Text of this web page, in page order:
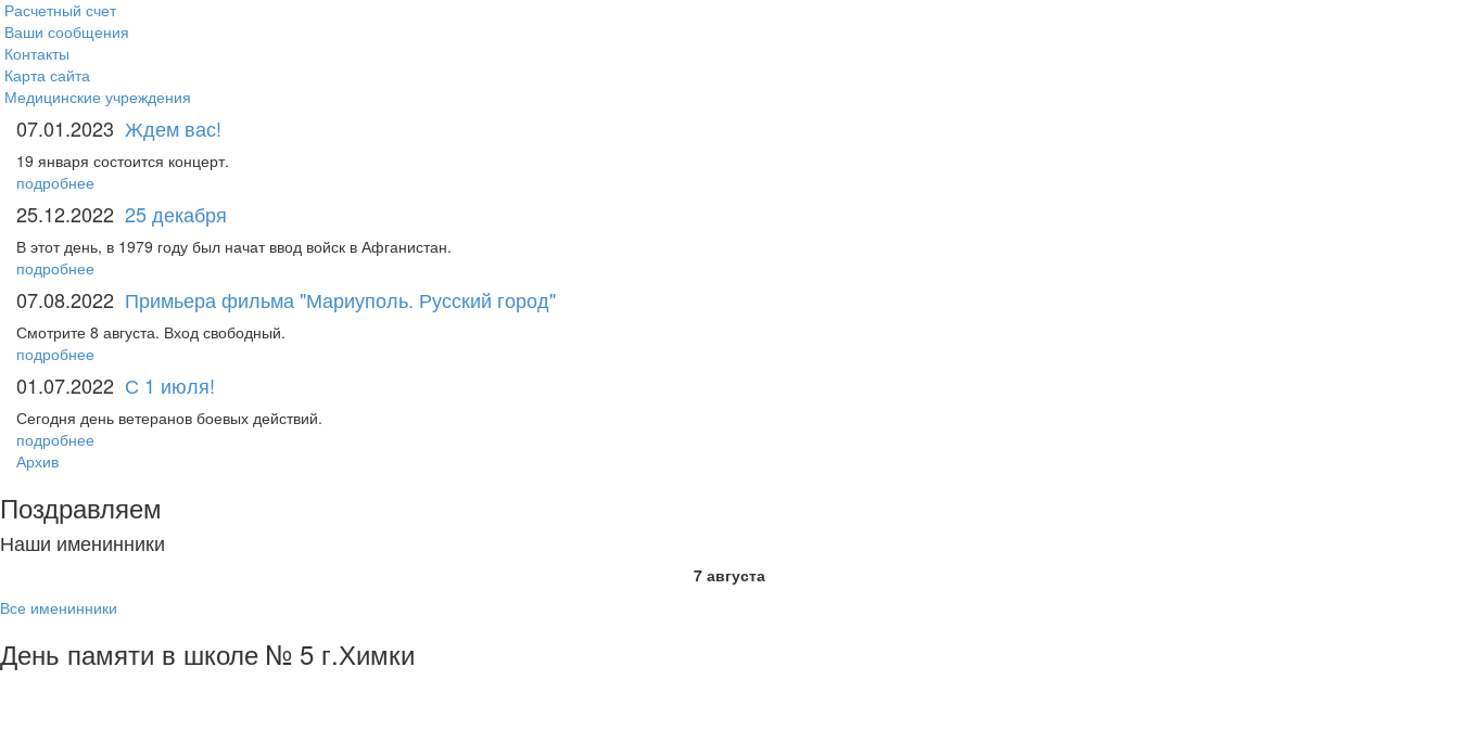
Расчетный счет
Ваши сообщения
Контакты
Карта сайта
Медицинские учреждения
07.01.2023 Ждем вас!
19 января состоится концерт.
подробнее
25.12.2022 25 декабря
В этот день, в 1979 году был начат ввод войск в Афганистан.
подробнее
07.08.2022 Примьера фильма "Мариуполь. Русский город"
Смотрите 8 августа. Вход свободный.
подробнее
01.07.2022 С 1 июля!
Сегодня день ветеранов боевых действий.
подробнее
Архив
Поздравляем
Наши именинники
7 августа
Все именинники
День памяти в школе № 5 г.Химки